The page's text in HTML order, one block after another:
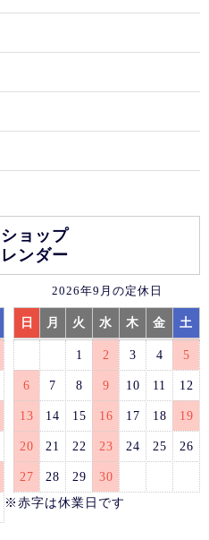
ョップ
ンダー
2026年9月の定休日
日 月 火 水 木 金 土
1 2 3 4 5
6 7 8 9 10 11 12
13 14 15 16 17 18 19
20 21 22 23 24 25 26
27 28 29
30
※赤字は休業日です